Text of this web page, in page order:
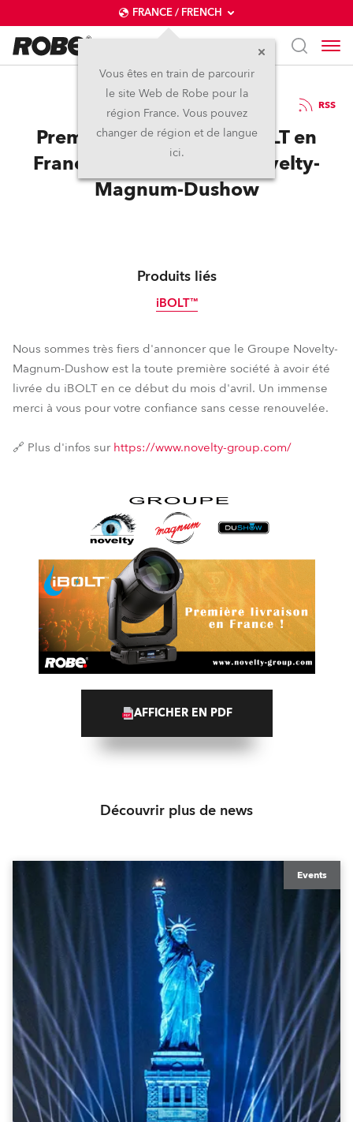
FRANCE / FRENCH
Vous êtes en train de parcourir
le site Web de Robe pour la
région France. Vous pouvez
changer de région et de langue
ici.
26 / 04 / 2024 RSS
Première livraison du iBOLT en
France chez le Groupe Novelty-
Magnum-Dushow
Produits liés
iBOLT™
iBOLT™
Nous sommes très fiers d'annoncer que le Groupe Novelty-
Magnum-Dushow est la toute première société à avoir été
livrée du iBOLT en ce début du mois d'avril. Un immense
merci à vous pour votre confiance sans cesse renouvelée.
🔗 Plus d'infos sur https://www.novelty-group.com/
AFFICHER EN PDF
Découvrir plus de news
Events